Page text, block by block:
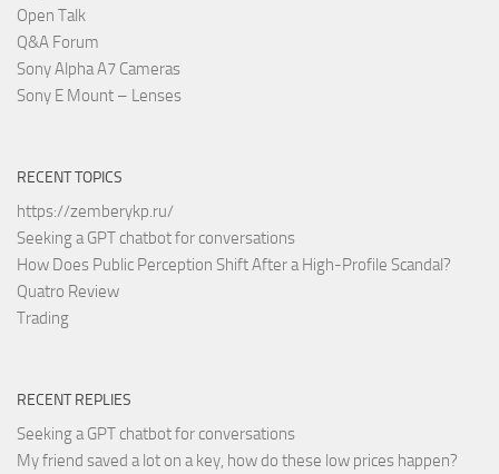
Open Talk
Q&A Forum
Sony Alpha A7 Cameras
Sony E Mount – Lenses
RECENT TOPICS
https://zemberykp.ru/
Seeking a GPT chatbot for conversations
How Does Public Perception Shift After a High-Profile Scandal?
Quatro Review
Trading
RECENT REPLIES
Seeking a GPT chatbot for conversations
My friend saved a lot on a key, how do these low prices happen?